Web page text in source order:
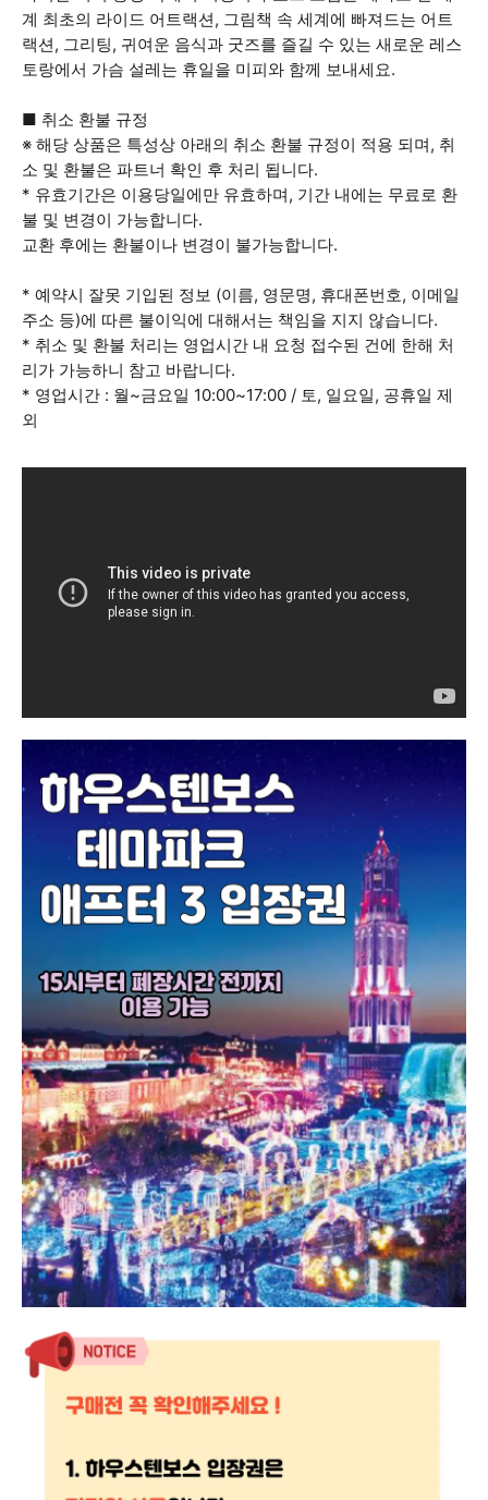
계 최초의 라이드 어트랙션, 그림책 속 세계에 빠져드는 어트
랙션, 그리팅, 귀여운 음식과 굿즈를 즐길 수 있는 새로운 레스
토랑에서 가슴 설레는 휴일을 미피와 함께 보내세요.
■ 취소 환불 규정
※ 해당 상품은 특성상 아래의 취소 환불 규정이 적용 되며, 취
소 및 환불은 파트너 확인 후 처리 됩니다.
* 유효기간은 이용당일에만 유효하며, 기간 내에는 무료로 환
불 및 변경이 가능합니다.
교환 후에는 환불이나 변경이 불가능합니다.
* 예약시 잘못 기입된 정보 (이름, 영문명, 휴대폰번호, 이메일
주소 등)에 따른 불이익에 대해서는 책임을 지지 않습니다.
* 취소 및 환불 처리는 영업시간 내 요청 접수된 건에 한해 처
리가 가능하니 참고 바랍니다.
* 영업시간 : 월~금요일 10:00~17:00 / 토, 일요일, 공휴일 제
외